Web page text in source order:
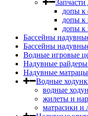
допы к
допы к
допы к
Бассейны
Бассейны
Водные игровые
Надувные
Надувные
Водные
водные
жилеты и
матрасики и